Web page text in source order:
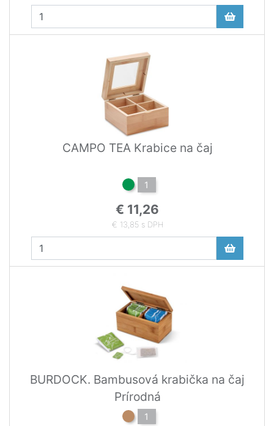
CAMPO TEA Krabice na čaj
1
€ 11,26
€ 13,85 s DPH
BURDOCK. Bambusová krabička na čaj
Prírodná
1